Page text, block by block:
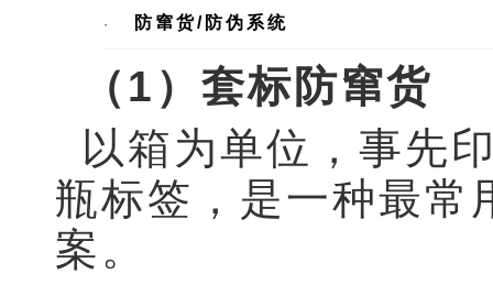
· 防窜货/ 防伪系统
（1）套标防窜货
以箱为单位，事先
瓶标签，是一种最常
案。